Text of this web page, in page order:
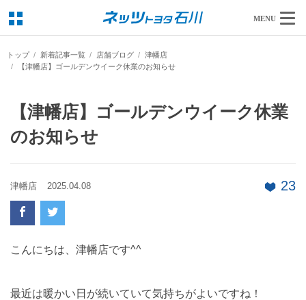
MENU
トップ 新着記事一覧 店舗ブログ
津幡店
【津幡店】ゴールデンウイーク休業のお知らせ
【津幡店】ゴールデンウイーク休業
のお知らせ
津幡店 2025.04.08 23
こんにちは、津幡店です^^
最近は暖かい日が続いていて気持ちがよいですね！